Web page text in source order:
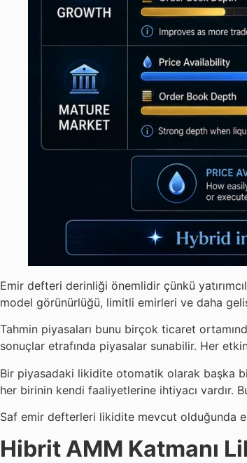
Emir defteri derinliği önemlidir çünkü
model görünürlüğü, limitli emirleri ve daha
Tahmin piyasaları bunu birçok ticaret
sonuçlar etrafında piyasalar sunabilir. Her
Bir piyasadaki likidite otomatik olarak başka
her birinin kendi faaliyetlerine ihtiyacı
Saf emir defterleri likidite mevcut olduğunda
Hibrit AMM Katmanı